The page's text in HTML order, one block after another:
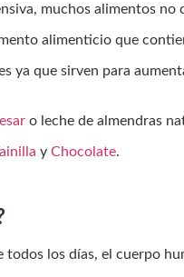
muchos alimentos
alimenticio que
ya que sirven para
o leche de almendras
y Chocolate.
todos los días, el cuerpo